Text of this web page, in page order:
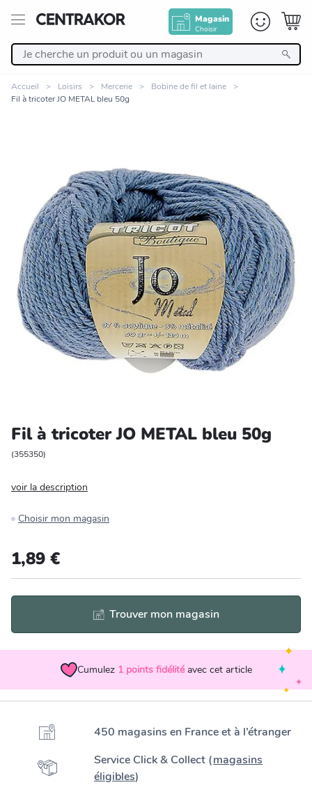
Magasin
Choisir
Linge de maison
Meuble
Cuisine et art de la table
Salle de bain et beauté
Entretien et rangement
Bricolage et auto
Accueil Loisirs Mercerie
Bobine de fil et laine
Fil à tricoter JO METAL bleu 50g
Zoomer sur l'image
Fil à tricoter JO METAL bleu 50g
(355350)
voir la description
Choisir mon magasin
1,89 €
Trouver mon magasin
Cumulez 1 points fidélité avec cet article
450 magasins en France et à l’étranger
Service Click & Collect (magasins
éligibles)